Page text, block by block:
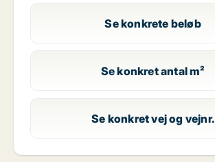
Se konkrete beløb
Se konkret antal m²
Se konkret vej og vejnr.